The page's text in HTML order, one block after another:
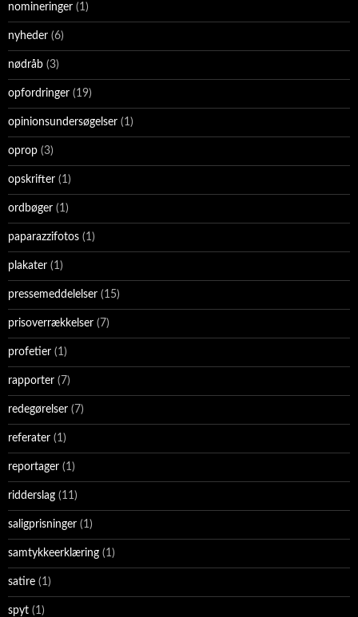
nomineringer (1)
nyheder (6)
nødråb (3)
opfordringer (19)
opinionsundersøgelser (1)
oprop (3)
opskrifter (1)
ordbøger (1)
paparazzifotos (1)
plakater (1)
pressemeddelelser (15)
prisoverrækkelser (7)
profetier (1)
rapporter (7)
redegørelser (7)
referater (1)
reportager (1)
ridderslag (11)
saligprisninger (1)
samtykkeerklæring (1)
satire (1)
spyt (1)